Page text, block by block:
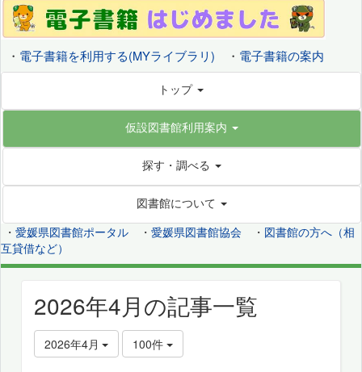
・ 電子書籍を利用する(MYライブラリ) ・ 電子書籍の案内
トップ
仮設図書館利用案内
探す・調べる
図書館について
・ 愛媛県図書館ポータル ・ 愛媛県図書館協会 ・ 図書館の方へ（相
互貸借など）
2026年4月の記事一覧
2026年4月 100件